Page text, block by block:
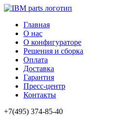
Главная
О нас
О конфигураторе
Решения и сборка
Оплата
Доставка
Гарантия
Пресс-центр
Контакты
+7(495) 374-85-40